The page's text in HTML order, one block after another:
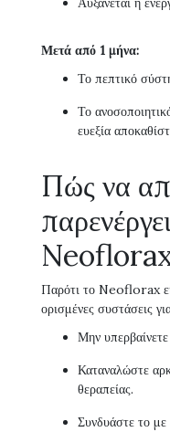
Μετά από 1 μήνα:
Το πεπτικό
Το
ευεξία
Πώς να
Παρότι το Neoflorax
ορισμένες συστάσεις
Μην
Καταναλώστε
θεραπείας.
Συνδυάστε το με